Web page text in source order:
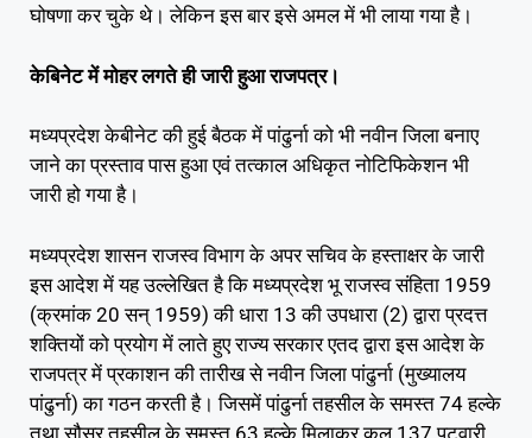
घोषणा कर चुके थे। लेकिन इस बार इसे अमल में भी लाया गया है।
केबिनेट में मोहर लगते ही जारी हुआ राजपत्र।
मध्यप्रदेश केबीनेट की हुई बैठक में पांढुर्ना को भी नवीन जिला बनाए
जाने का प्रस्ताव पास हुआ एवं तत्काल अधिकृत नोटिफिकेशन भी
जारी हो गया है।
मध्यप्रदेश शासन राजस्व विभाग के अपर सचिव के हस्ताक्षर के जारी
इस आदेश में यह उल्लेखित है कि मध्यप्रदेश भू राजस्व संहिता 1959
(क्रमांक 20 सन् 1959) की धारा 13 की उपधारा (2) द्वारा प्रदत्त
शक्तियों को प्रयोग में लाते हुए राज्य सरकार एतद द्वारा इस आदेश के
राजपत्र में प्रकाशन की तारीख से नवीन जिला पांढुर्ना (मुख्यालय
पांढुर्ना) का गठन करती है। जिसमें पांढुर्ना तहसील के समस्त 74 हल्के
तथा सौसर तहसील के समस्त 63 हल्के मिलाकर कुल 137 पटवारी